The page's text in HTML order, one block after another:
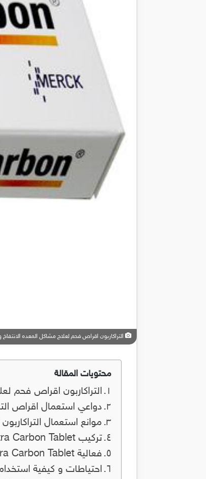
التراكاربون اقراص فحم لعلاج مشاكل المعده
محتويات المقالة
التراكاربون اقراص فحم
دواعي استعمال اقراص
موانع استعمال
تركيب Ultra Carbon Tablet و المكونات النشطة:
فعالية Ultra Carbon Tablet، آالية العمل و خصائص الدواء:
احتياطات و كيفية استخدام